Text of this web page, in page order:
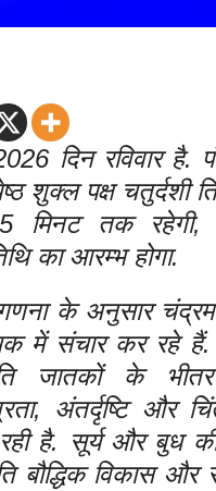
दिन रविवार है.
शुक्ल पक्ष चतुर्दशी
मिनट तक रहेगी,
का आरम्भ होगा.
के अनुसार
में संचार कर रहे हैं.
जातकों के भीतर
अंतर्दृष्टि और
है. सूर्य और बुध
बौद्धिक विकास और